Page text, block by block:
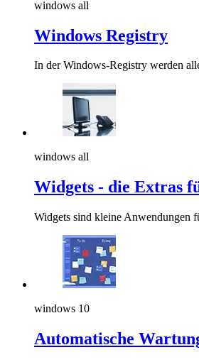
windows all
Windows Registry
In der Windows-Registry werden
windows all
Widgets - die Extras
Widgets sind kleine Anwendungen
windows 10
Automatische